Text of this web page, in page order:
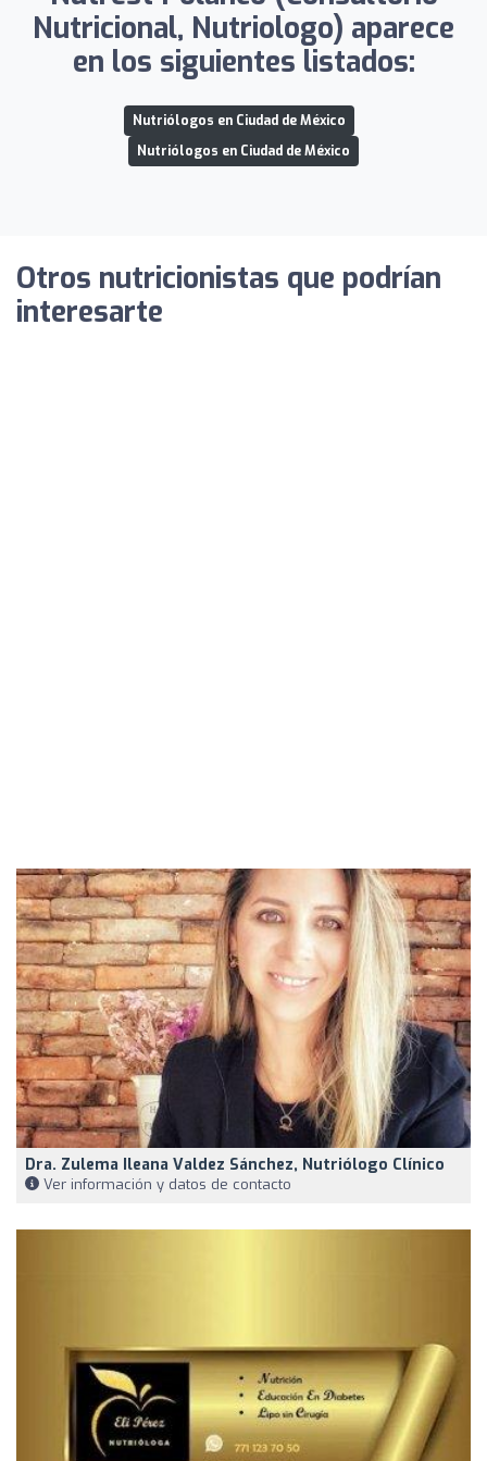
Nutricional, Nutriologo) aparece
en los siguientes listados:
Nutriólogos en Ciudad de México
Nutriólogos en Ciudad de México
Otros nutricionistas que podrían
interesarte
Dra. Zulema Ileana Valdez Sánchez, Nutriólogo Clínico
Ver información y datos de contacto